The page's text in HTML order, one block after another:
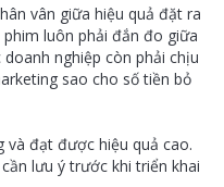
vân giữa hiệu quả đặt ra
luôn phải đắn đo giữa
nghiệp còn phải chịu
sao cho số tiền bỏ
và đạt được hiệu quả cao.
lưu ý trước khi triển khai